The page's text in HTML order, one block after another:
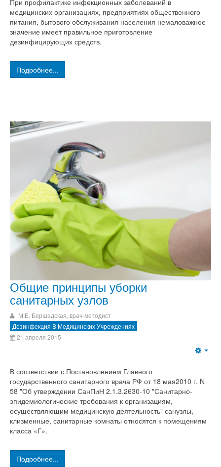
При профилактике инфекционных заболеваний в
медицинских организациях, предприятиях общественного
питания, бытового обслуживания населения немаловажное
значение имеет правильное приготовление
дезинфицирующих средств.
Подробнее...
Общие принципы уборки
санитарных узлов
М.Б. Бершадская, врач-методист
Дезинфекция В Медицинских Учреждениях
21 апреля 2015
В соответствии с Постановлением Главного
государственного санитарного врача РФ от 18 мая2010 г. N
58 "Об утверждении СанПиН 2.1.3.2630-10 "Санитарно-
эпидемиологические требования к организациям,
осуществляющим медицинскую деятельность" санузлы,
клизменные, санитарные комнаты относятся к помещениям
класса «Г».
Подробнее...